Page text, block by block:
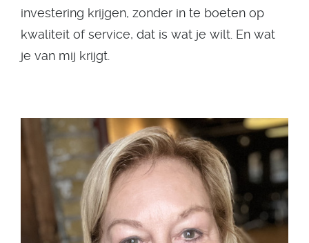
investering krijgen, zonder in te boeten op
kwaliteit of service, dat is wat je wilt. En wat
je van mij krijgt.